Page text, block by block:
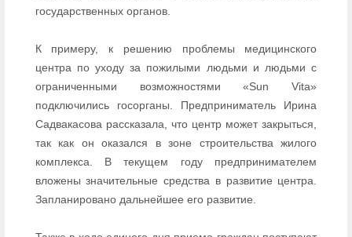
государственных органов.
К примеру, к решению проблемы медицинского
центра по уходу за пожилыми людьми и людьми с
ограниченными возможностями «Sun Vita»
подключились госорганы. Предприниматель Ирина
Садвакасова рассказала, что центр может закрыться,
так как он оказался в зоне строительства жилого
комплекса. В текущем году предпринимателем
вложены значительные средства в развитие центра.
Запланировано дальнейшее его развитие.